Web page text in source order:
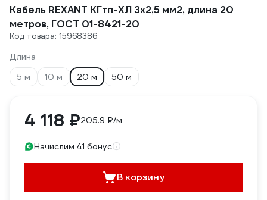
Кабель REXANT КГтп-ХЛ 3х2,5 мм2, длина 20
метров, ГОСТ 01-8421-20
Код товара: 15968386
Длина
5 м
10 м 20 м 50 м
4 118 ₽205.9 ₽/м
Начислим 41 бонус
В корзину